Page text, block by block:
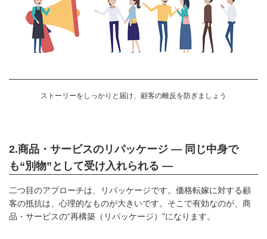
ストーリーをしっかりと届け、顧客の離反を防ぎましょう
2.商品・サービスのリパッケージ ― 同じ中身で
も“別物”として受け入れられる ―
二つ目のアプローチは、リパッケージです。価格転嫁に対する顧
客の抵抗は、心理的なものが大きいです。そこで有効なのが、商
品・サービスの“再構築（リパッケージ）”になります。